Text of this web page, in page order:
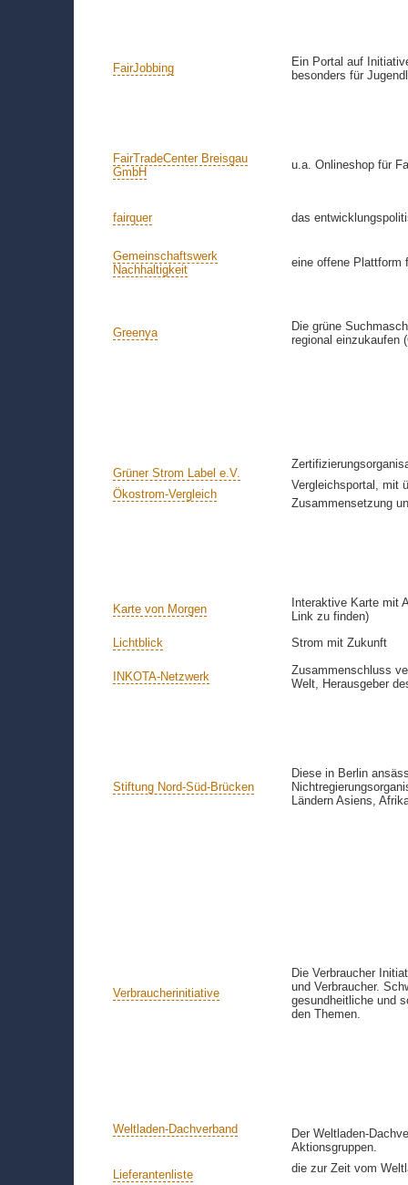
FairJobbing
Ein Portal auf
besonders für
FairTradeCenter Breisgau
GmbH
u.a. Onlineshop für
fairquer das
Gemeinschaftswerk
Nachhaltigkeit
eine offene Plattform
Greenya
Die grüne
regional einzukaufen
Grüner Strom Label e.V.
Ökostrom-Vergleich
Vergleichsportal, mit
Zusammensetzung
Karte von Morgen
Interaktive Karte mit
Link zu finden)
Lichtblick
Strom mit Zukunft
INKOTA-Netzwerk
Zusammenschluss
Welt, Herausgeber
Stiftung Nord-Süd-Brücken
Diese in Berlin
Ländern Asiens,
Verbraucherinitiative
Die Verbraucher
und Verbraucher.
gesundheitliche und
den Themen.
Weltladen-Dachverband
Lieferantenliste
Der Weltladen-
Aktionsgruppen.
die zur Zeit vom